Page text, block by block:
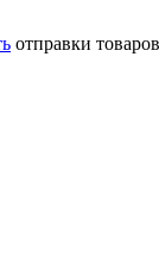
отправки